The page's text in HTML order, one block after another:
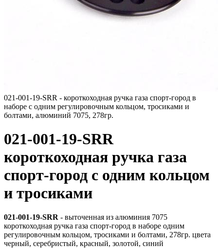
021-001-19-SRR - короткоходная ручка газа спорт-город в
наборе с одним регулировочным кольцом, тросиками и
болтами, алюминий 7075, 278гр.
021-001-19-SRR
короткоходная ручка газа
спорт-город с одним кольцом
и тросиками
021-001-19-SRR - выточенная из алюминия 7075
короткоходная ручка газа спорт-город в наборе одним
регулировочным кольцом, тросиками и болтами, 278гр. цвета
черный, серебристый, красный, золотой, синий